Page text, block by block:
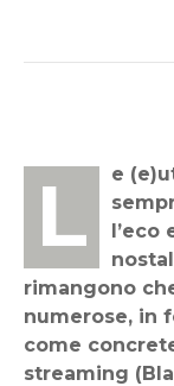
Le (e)utopie sono morte, chi le ha
l’eco
rimangono
numerose, in
come
streaming